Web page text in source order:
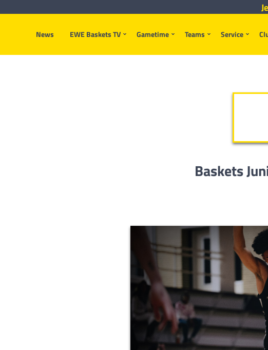
News EWE Baskets TV Gametime Teams Service
Baskets